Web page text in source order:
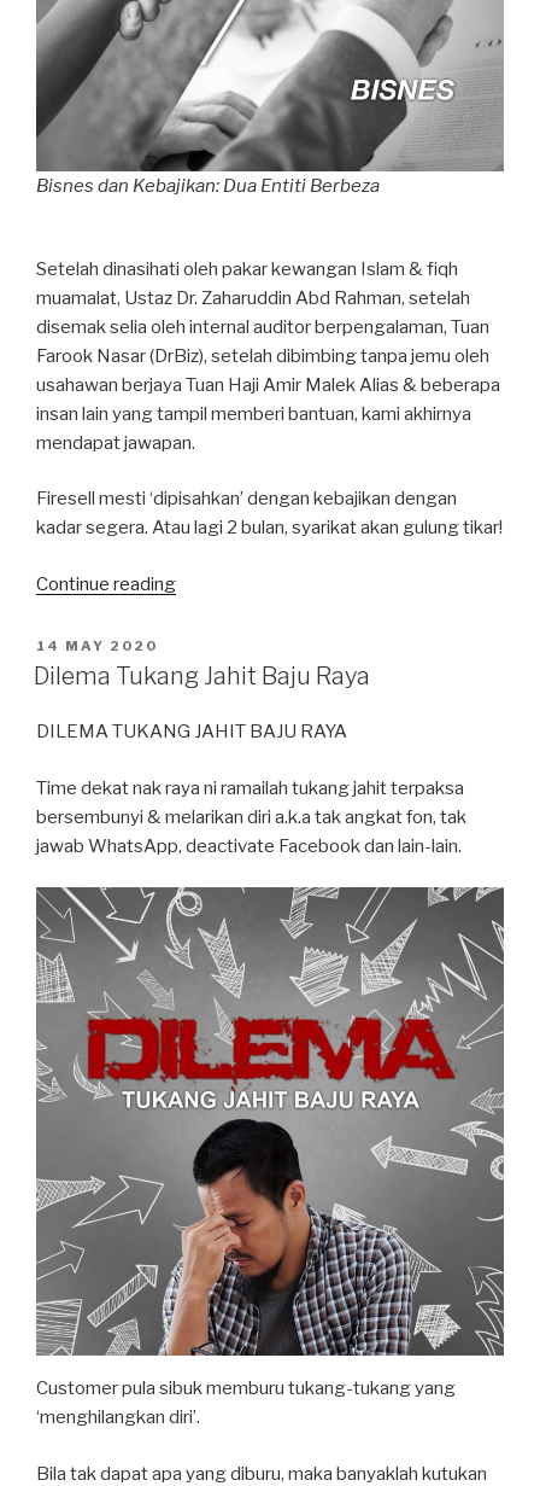
Bisnes dan Kebajikan: Dua Entiti Berbeza
Setelah dinasihati oleh pakar kewangan Islam & fiqh
muamalat, Ustaz Dr. Zaharuddin Abd Rahman, setelah
disemak selia oleh internal auditor berpengalaman, Tuan
Farook Nasar (DrBiz), setelah dibimbing tanpa jemu oleh
usahawan berjaya Tuan Haji Amir Malek Alias & beberapa
insan lain yang tampil memberi bantuan, kami akhirnya
mendapat jawapan.
Firesell mesti ‘dipisahkan’ dengan kebajikan dengan
kadar segera. Atau lagi 2 bulan, syarikat akan gulung tikar!
Continue reading“Bisnes
Dua
Berbeza”
POSTED
ON
14 MAY 2020
Dilema Tukang Jahit Baju Raya
DILEMA TUKANG JAHIT BAJU RAYA
Time dekat nak raya ni ramailah tukang jahit terpaksa
bersembunyi & melarikan diri a.k.a tak angkat fon, tak
jawab WhatsApp, deactivate Facebook dan lain-lain.
Customer pula sibuk memburu tukang-tukang yang
‘menghilangkan diri’.
Bila tak dapat apa yang diburu, maka banyaklah kutukan